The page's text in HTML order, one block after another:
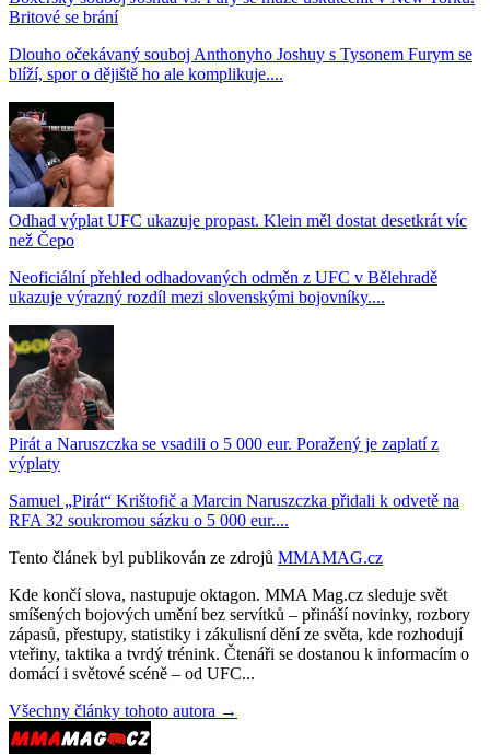
Britové se brání
Dlouho očekávaný souboj Anthonyho Joshuy s Tysonem Furym se
blíží, spor o dějiště ho ale komplikuje....
Odhad výplat UFC ukazuje propast. Klein měl dostat desetkrát víc
než Čepo
Neoficiální přehled odhadovaných odměn z UFC v Bělehradě
ukazuje výrazný rozdíl mezi slovenskými bojovníky....
Pirát a Naruszczka se vsadili o 5 000 eur. Poražený je zaplatí z
výplaty
Samuel „Pirát“ Krištofič a Marcin Naruszczka přidali k odvetě na
RFA 32 soukromou sázku o 5 000 eur....
Tento článek byl publikován ze zdrojů MMAMAG.cz
Kde končí slova, nastupuje oktagon. MMA Mag.cz sleduje svět
smíšených bojových umění bez servítků – přináší novinky, rozbory
zápasů, přestupy, statistiky i zákulisní dění ze světa, kde rozhodují
vteřiny, taktika a tvrdý trénink. Čtenáři se dostanou k informacím o
domácí i světové scéně – od UFC...
Všechny články tohoto autora →